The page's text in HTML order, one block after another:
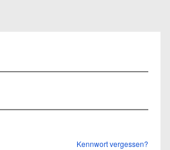
Kennwort vergessen?